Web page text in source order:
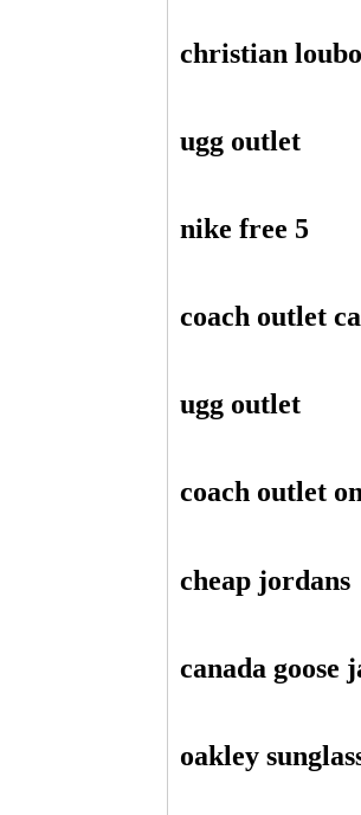
christian
ugg outlet
nike free 5
coach outlet
ugg outlet
coach outlet
cheap jordans
canada goose
oakley